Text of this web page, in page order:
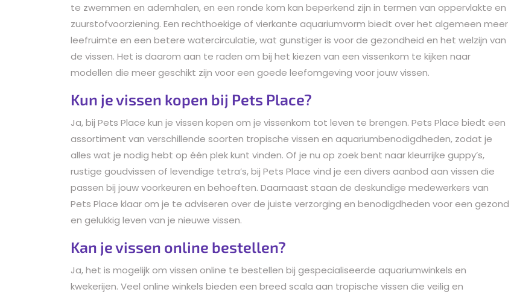
te zwemmen en ademhalen, en een ronde kom kan beperkend zijn in termen van oppervlakte en
zuurstofvoorziening. Een rechthoekige of vierkante aquariumvorm biedt over het algemeen meer
leefruimte en een betere watercirculatie, wat gunstiger is voor de gezondheid en het welzijn van
de vissen. Het is daarom aan te raden om bij het kiezen van een vissenkom te kijken naar
modellen die meer geschikt zijn voor een goede leefomgeving voor jouw vissen.
Kun je vissen kopen bij Pets Place?
Ja, bij Pets Place kun je vissen kopen om je vissenkom tot leven te brengen. Pets Place biedt een
assortiment van verschillende soorten tropische vissen en aquariumbenodigdheden, zodat je
alles wat je nodig hebt op één plek kunt vinden. Of je nu op zoek bent naar kleurrijke guppy’s,
rustige goudvissen of levendige tetra’s, bij Pets Place vind je een divers aanbod aan vissen die
passen bij jouw voorkeuren en behoeften. Daarnaast staan de deskundige medewerkers van
Pets Place klaar om je te adviseren over de juiste verzorging en benodigdheden voor een gezond
en gelukkig leven van je nieuwe vissen.
Kan je vissen online bestellen?
Ja, het is mogelijk om vissen online te bestellen bij gespecialiseerde aquariumwinkels en
kwekerijen. Veel online winkels bieden een breed scala aan tropische vissen die veilig en